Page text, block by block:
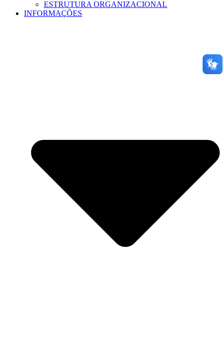
ESTRUTURA ORGANIZACIONAL
INFORMAÇÕES